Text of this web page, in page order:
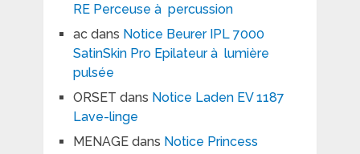
RE Perceuse à percussion
acdans Notice Beurer IPL 7000
SatinSkin Pro Epilateur à lumière
pulsée
ORSET dans Notice Laden EV 1187
Lave-linge
MENAGEdans Notice Princess